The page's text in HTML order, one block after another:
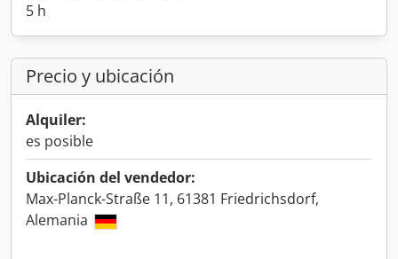
5 h
Precio y ubicación
Alquiler:
es posible
Ubicación del vendedor:
Max-Planck-Straße 11, 61381 Friedrichsdorf,
Alemania